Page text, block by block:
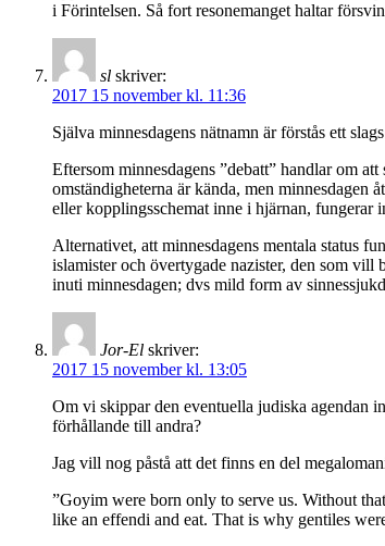
i Förintelsen. Så fort resonemanget haltar
sl skriver:
2017 15 november kl. 11:36
Själva minnesdagens nätnamn är förstås ett
Eftersom minnesdagens ”debatt” handlar om
omständigheterna är kända, men minnesdagen
eller kopplingsschemat inne i hjärnan, fungerar
Alternativet, att minnesdagens mentala status
islamister och övertygade nazister, den som
inuti minnesdagen; dvs mild form av
Jor-El skriver:
2017 15 november kl. 13:05
Om vi skippar den eventuella judiska agendan
förhållande till andra?
Jag vill nog påstå att det finns en del
”Goyim were born only to serve us. Without
like an effendi and eat. That is why gentiles